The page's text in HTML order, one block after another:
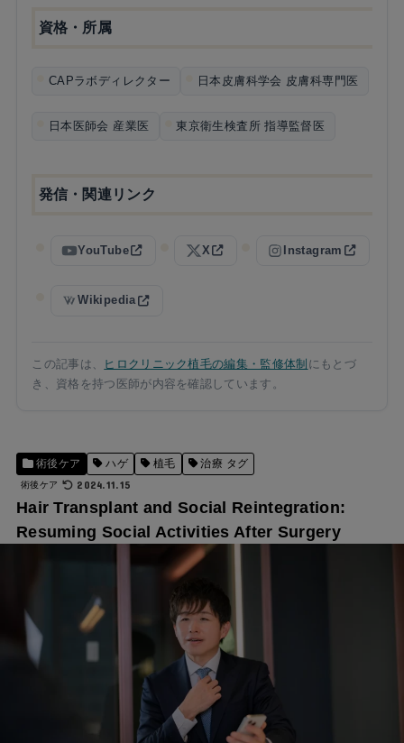
資格・所属
CAPラボディレクター 日本皮膚科学会 皮膚科専門医
日本医師会 産業医 東京衛生検査所 指導監督医
発信・関連リンク
YouTube X Instagram
Wikipedia
この記事は、 ヒロクリニック植毛の編集・監修体制 にもとづ
き、資格を持つ医師が内容を確認しています。
術後ケア ハゲ 植毛 治療 タグ
術後ケア 2024.11.15
Hair Transplant and Social Reintegration:
Resuming Social Activities After Surgery